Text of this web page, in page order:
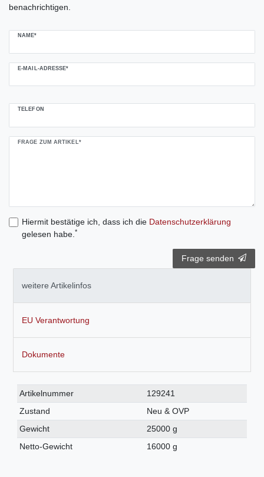
benachrichtigen.
NAME*
E-MAIL-ADRESSE*
TELEFON
FRAGE ZUM ARTIKEL*
Hiermit bestätige ich, dass ich die Daten­schutz­erklärung
gelesen habe. *
Frage senden
weitere Artikelinfos
EU Verantwortung
Dokumente
Technisches
Merkmal
Wert
Artikelnummer
129241
Zustand
Neu & OVP
Gewicht
25000 g
Netto-Gewicht
16000 g